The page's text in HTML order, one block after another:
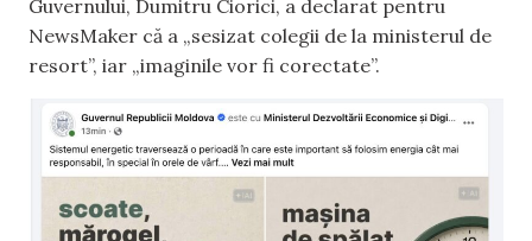
Guvernului, Dumitru Ciorici, a declarat pentru
NewsMaker că a „sesizat colegii de la ministerul de
resort”, iar „imaginile vor fi corectate”.